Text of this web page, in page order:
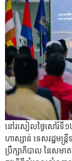
នៅរសៀលថ្ងៃសៅរ៍ទី១
ហាស្សាន់ ទេសរដ្ឋមន្
ប្រឹក្សាភិបាល នៃសមា